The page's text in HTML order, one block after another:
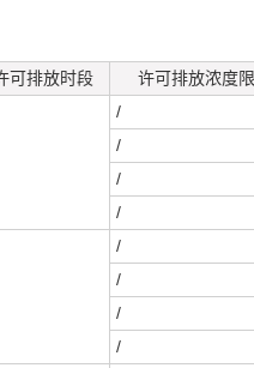
可排放时段 许可排放浓度
/
/
/
/
/
/
/
/